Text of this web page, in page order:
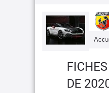
DE